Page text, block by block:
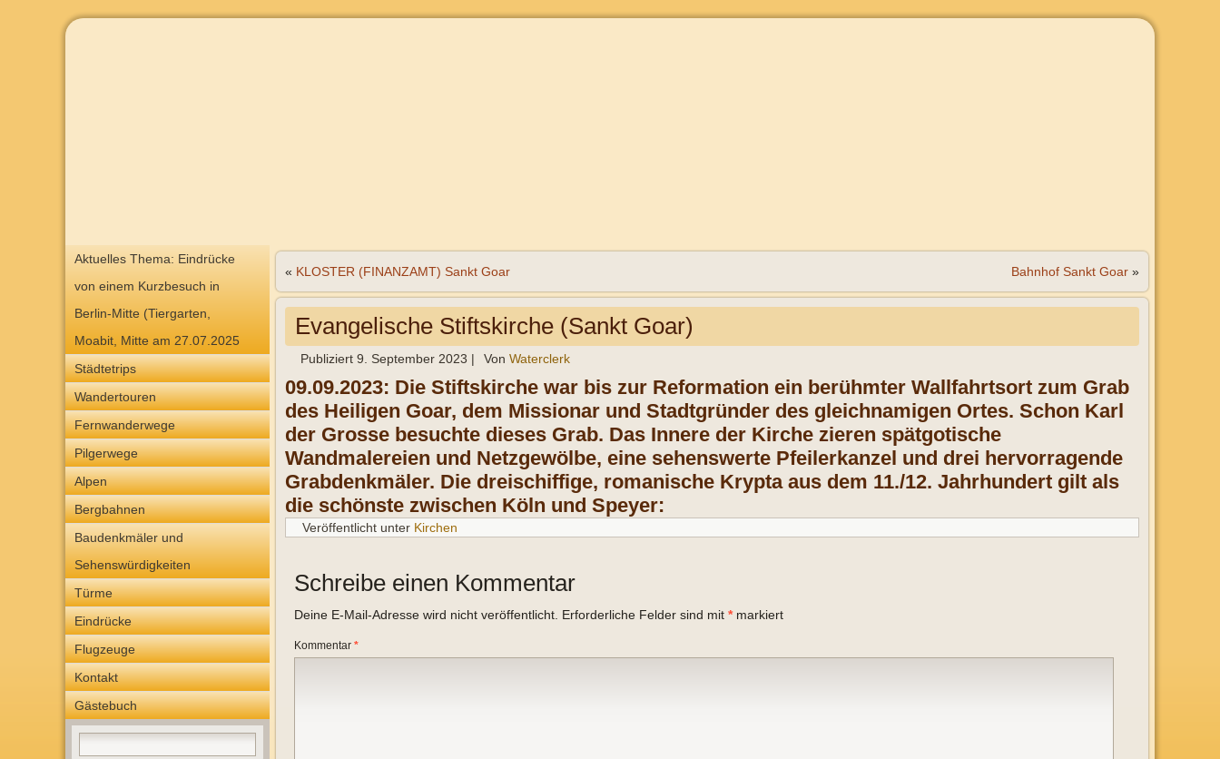
Aktuelles Thema: Eindrücke
von einem Kurzbesuch in
Berlin-Mitte (Tiergarten,
Moabit, Mitte am 27.07.2025
Städtetrips
Wandertouren
Fernwanderwege
Pilgerwege
Alpen
Bergbahnen
Baudenkmäler und
Sehenswürdigkeiten
Türme
Eindrücke
Flugzeuge
Kontakt
Gästebuch
« KLOSTER (FINANZAMT) Sankt Goar Bahnhof Sankt Goar »
Evangelische Stiftskirche (Sankt Goar)
Publiziert 9. September 2023 | Von Waterclerk
09.09.2023: Die Stiftskirche war bis zur Reformation ein berühmter Wallfahrtsort zum Grab
des Heiligen Goar, dem Missionar und Stadtgründer des gleichnamigen Ortes. Schon Karl
der Grosse besuchte dieses Grab. Das Innere der Kirche zieren spätgotische
Wandmalereien und Netzgewölbe, eine sehenswerte Pfeilerkanzel und drei hervorragende
Grabdenkmäler. Die dreischiffige, romanische Krypta aus dem 11./12. Jahrhundert gilt als
die schönste zwischen Köln und Speyer:
Veröffentlicht unter Kirchen
Schreibe einen Kommentar
Deine E-Mail-Adresse wird nicht veröffentlicht. Erforderliche Felder sind mit *markiert
Kommentar *